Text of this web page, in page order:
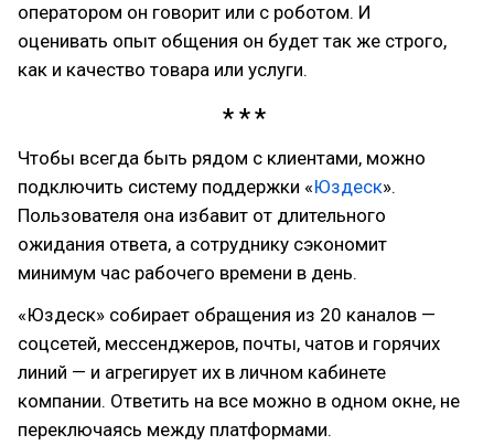
оператором он говорит или с роботом. И
оценивать опыт общения он будет так же строго,
как и качество товара или услуги.
Чтобы всегда быть рядом с клиентами, можно
подключить систему поддержки «Юздеск».
Пользователя она избавит от длительного
ожидания ответа, а сотруднику сэкономит
минимум час рабочего времени в день.
«Юздеск» собирает обращения из 20 каналов —
соцсетей, мессенджеров, почты, чатов и горячих
линий — и агрегирует их в личном кабинете
компании. Ответить на все можно в одном окне, не
переключаясь между платформами.